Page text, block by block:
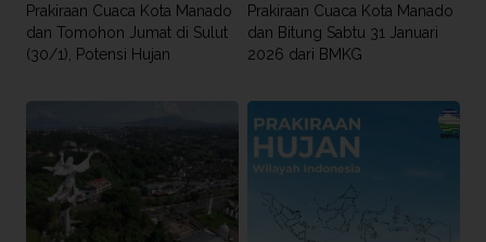
Prakiraan Cuaca Kota Manado
dan Tomohon Jumat di Sulut
(30/1), Potensi Hujan
Prakiraan Cuaca Kota Manado
dan Bitung Sabtu 31 Januari
2026 dari BMKG